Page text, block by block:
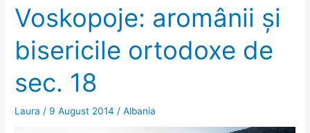
Voskopoje: aromânii și
bisericile ortodoxe de
sec. 18
Laura / 9 August 2014 /Albania